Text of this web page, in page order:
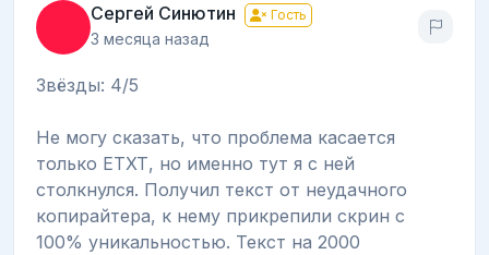
Сергей Синютин Гость
3 месяца назад
Звёзды: 4/5
Не могу сказать, что проблема касается
только ЕТХТ, но именно тут я с ней
столкнулся. Получил текст от неудачного
копирайтера, к нему прикрепили скрин с
100% уникальностью. Текст на 2000